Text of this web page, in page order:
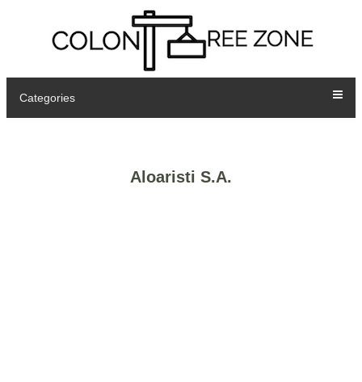
Categories
Aloaristi S.A.